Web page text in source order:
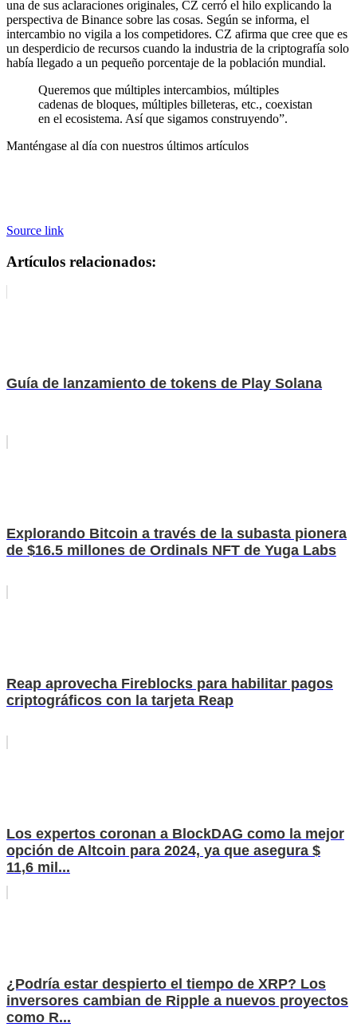
una de sus aclaraciones originales, CZ cerró el hilo explicando la
perspectiva de Binance sobre las cosas. Según se informa, el
intercambio no vigila a los competidores. CZ afirma que cree que es
un desperdicio de recursos cuando la industria de la criptografía solo
había llegado a un pequeño porcentaje de la población mundial.
Queremos que múltiples intercambios, múltiples
cadenas de bloques, múltiples billeteras, etc., coexistan
en el ecosistema. Así que sigamos construyendo”.
Manténgase al día con nuestros últimos artículos
Source link
Artículos relacionados:
Guía de lanzamiento de tokens de Play Solana
Explorando Bitcoin a través de la subasta pionera
de $16.5 millones de Ordinals NFT de Yuga Labs
Reap aprovecha Fireblocks para habilitar pagos
criptográficos con la tarjeta Reap
Los expertos coronan a BlockDAG como la mejor
opción de Altcoin para 2024, ya que asegura $
11,6 mil...
¿Podría estar despierto el tiempo de XRP? Los
inversores cambian de Ripple a nuevos proyectos
como R...